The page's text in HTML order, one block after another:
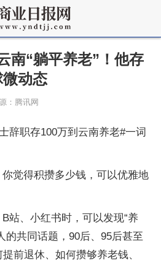
南“躺平养老”！他存
动态
：腾讯网
辞职存100万到云南养老#一词
觉得积攒多少钱，可以优雅地
站、小红书时，可以发现“养
的共同话题，90后、95后甚至
前退休、如何攒够养老钱、